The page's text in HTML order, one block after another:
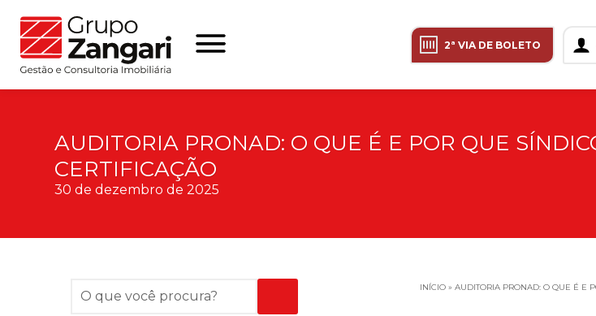
2ª VIA DE BOLETO
AUDITORIA PRONAD: O QUE É E POR QUE
CERTIFICAÇÃO
30 de dezembro de 2025
INÍCIO »AUDITORIA PRONAD: O QUE É E